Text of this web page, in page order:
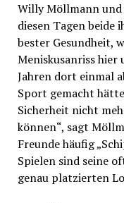
Willy Möllmann
diesen Tagen beide
bester Gesundheit,
Meniskusanriss
Jahren dort einmal
Sport gemacht
Sicherheit nicht
können“, sagt
Freunde häufig
Spielen sind seine
genau platzierten